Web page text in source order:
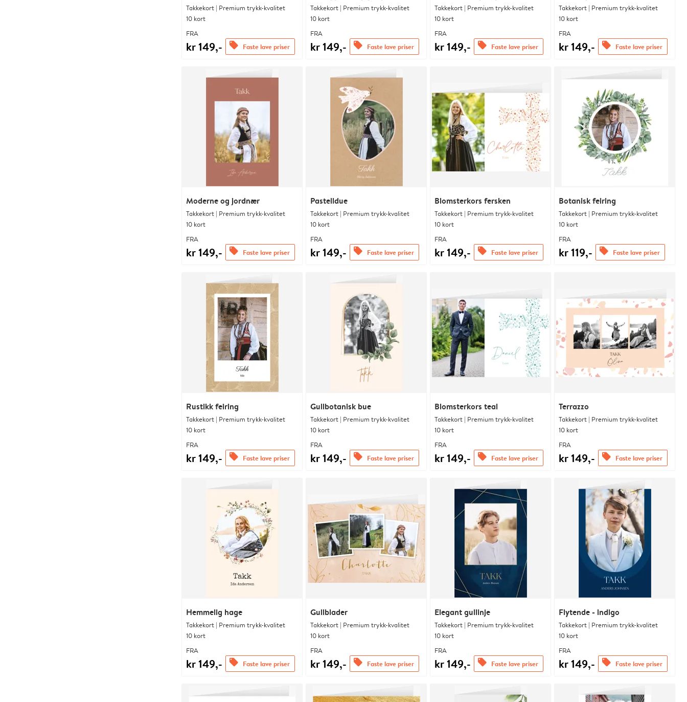
Takkekort | Premium trykk-kvalitet
10 kort
FRA
kr 149,- offers Faste lave priser
Takkekort | Premium trykk-kvalitet
10 kort
FRA
kr 149,- offers Faste lave priser
Takkekort | Premium trykk-kvalitet
10 kort
FRA
kr 149,- offers Faste lave priser
Takkekort | Premium trykk-kvalitet
10 kort
FRA
kr 149,- offers Faste lave priser
Moderne og jordnær
Takkekort | Premium trykk-kvalitet
10 kort
FRA
kr 149,- offers Faste lave priser
Pastelldue
Takkekort | Premium trykk-kvalitet
10 kort
FRA
kr 149,- offers Faste lave priser
Blomsterkors fersken
Takkekort | Premium trykk-kvalitet
10 kort
FRA
kr 149,- offers Faste lave priser
Botanisk feiring
Takkekort | Premium trykk-kvalitet
10 kort
FRA
kr 119,- offers Faste lave priser
Rustikk feiring
Takkekort | Premium trykk-kvalitet
10 kort
FRA
kr 149,- offers Faste lave priser
Gullbotanisk bue
Takkekort | Premium trykk-kvalitet
10 kort
FRA
kr 149,- offers Faste lave priser
Blomsterkors teal
Takkekort | Premium trykk-kvalitet
10 kort
FRA
kr 149,- offers Faste lave priser
Terrazzo
Takkekort | Premium trykk-kvalitet
10 kort
FRA
kr 149,- offers Faste lave priser
Hemmelig hage
Takkekort | Premium trykk-kvalitet
10 kort
FRA
kr 149,- offers Faste lave priser
Gullblader
Takkekort | Premium trykk-kvalitet
10 kort
FRA
kr 149,- offers Faste lave priser
Elegant gullinje
Takkekort | Premium trykk-kvalitet
10 kort
FRA
kr 149,- offers Faste lave priser
Flytende - indigo
Takkekort | Premium trykk-kvalitet
10 kort
FRA
kr 149,- offers Faste lave priser